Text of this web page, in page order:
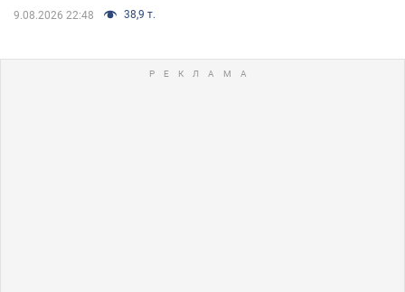
9.08.2026 22:48 38,9 т.